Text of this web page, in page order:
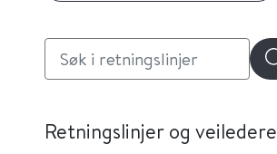
Retningslinjer og veiledere